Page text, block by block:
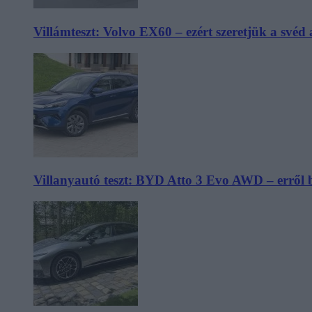
Villámteszt: Volvo EX60 – ezért szeretjük a svéd
Villanyautó teszt: BYD Atto 3 Evo AWD – erről